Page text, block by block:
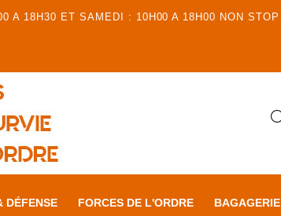
A 18H30 ET SAMEDI : 10H00 A 18H00 NON STOP
DÉFENSE FORCES DE L'ORDRE BAGAGERIE